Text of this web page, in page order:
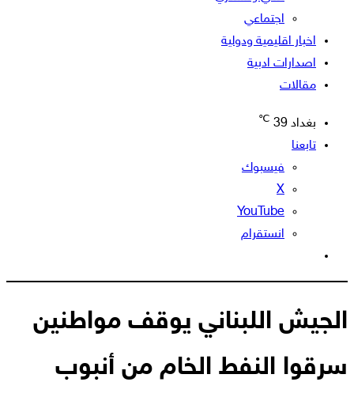
اجتماعي
اخبار اقليمية ودولية
اصدارات ادبية
مقالات
بغداد 39
℃
تابعنا
فيسبوك
‫X
‫YouTube
انستقرام
المظلم
الجيش اللبناني يوقف مواطنين
سرقوا النفط الخام من أنبوب